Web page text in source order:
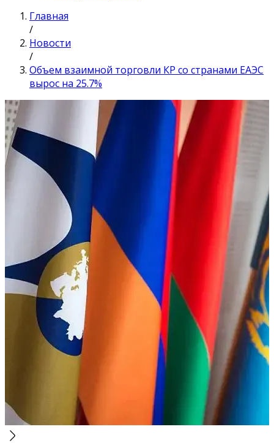
Главная
/
Новости
/
Объем взаимной торговли КР со странами ЕАЭС
вырос на 25.7%